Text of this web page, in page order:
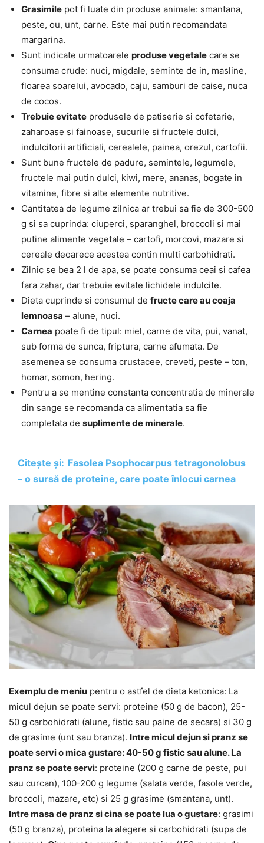
Grasimile pot fi luate din produse animale: smantana,
peste, ou, unt, carne. Este mai putin recomandata
margarina.
Sunt indicate urmatoarele produse vegetale care se
consuma crude: nuci, migdale, seminte de in, masline,
floarea soarelui, avocado, caju, samburi de caise, nuca
de cocos.
Trebuie evitate produsele de patiserie si cofetarie,
zaharoase si fainoase, sucurile si fructele dulci,
indulcitorii artificiali, cerealele, painea, orezul, cartofii.
Sunt bune fructele de padure, semintele, legumele,
fructele mai putin dulci, kiwi, mere, ananas, bogate in
vitamine, fibre si alte elemente nutritive.
Cantitatea de legume zilnica ar trebui sa fie de 300-500
g si sa cuprinda: ciuperci, sparanghel, broccoli si mai
putine alimente vegetale – cartofi, morcovi, mazare si
cereale deoarece acestea contin multi carbohidrati.
Zilnic se bea 2 l de apa, se poate consuma ceai si cafea
fara zahar, dar trebuie evitate lichidele indulcite.
Dieta cuprinde si consumul de fructe care au coaja
lemnoasa – alune, nuci.
Carnea poate fi de tipul: miel, carne de vita, pui, vanat,
sub forma de sunca, friptura, carne afumata. De
asemenea se consuma crustacee, creveti, peste – ton,
homar, somon, hering.
Pentru a se mentine constanta concentratia de minerale
din sange se recomanda ca alimentatia sa fie
completata de suplimente de minerale.
Citește și: Fasolea Psophocarpus tetragonolobus
– o sursă de proteine, care poate înlocui carnea
Exemplu de meniu pentru o astfel de dieta ketonica: La
micul dejun se poate servi: proteine (50 g de bacon), 25-
50 g carbohidrati (alune, fistic sau paine de secara) si 30 g
de grasime (unt sau branza). Intre micul dejun si pranz se
poate servi o mica gustare: 40-50 g fistic sau alune. La
pranz se poate servi: proteine (200 g carne de peste, pui
sau curcan), 100-200 g legume (salata verde, fasole verde,
broccoli, mazare, etc) si 25 g grasime (smantana, unt).
Intre masa de pranz si cina se poate lua o gustare: grasimi
(50 g branza), proteina la alegere si carbohidrati (supa de